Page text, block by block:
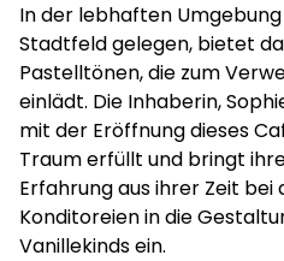
In der lebhaften
Stadtfeld gelegen, bietet
Pastelltönen, die zum
einlädt. Die Inhaberin,
mit der Eröffnung dieses
Traum erfüllt und bringt
Erfahrung aus ihrer Zeit
Konditoreien in die
Vanillekinds ein.